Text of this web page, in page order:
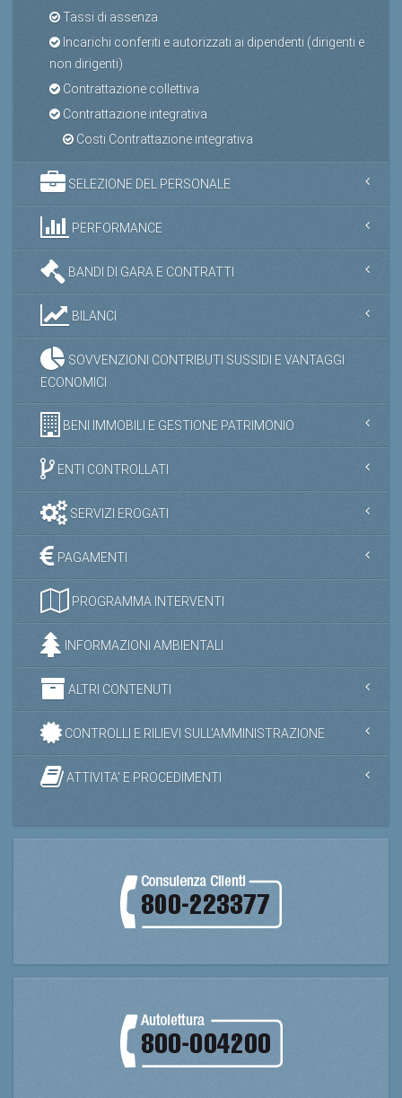
Tassi di assenza
Incarichi conferiti e autorizzati ai dipendenti (dirigenti e
non dirigenti)
Contrattazione collettiva
Contrattazione integrativa
Costi Contrattazione integrativa
SELEZIONE DEL PERSONALE
PERFORMANCE
BANDI DI GARA E CONTRATTI
BILANCI
SOVVENZIONI CONTRIBUTI SUSSIDI E VANTAGGI
ECONOMICI
BENI IMMOBILI E GESTIONE PATRIMONIO
ENTI CONTROLLATI
SERVIZI EROGATI
PAGAMENTI
PROGRAMMA INTERVENTI
INFORMAZIONI AMBIENTALI
ALTRI CONTENUTI
CONTROLLI E RILIEVI SULL'AMMINISTRAZIONE
ATTIVITA' E PROCEDIMENTI